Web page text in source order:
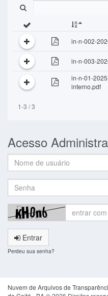
in-n-002-
in-n-003-
in-n-01-
interno.pdf
1-3 / 3
Acesso
Nome
Senha:
Entrar
Perdeu sua senha?
Nuvem de Arquivos de